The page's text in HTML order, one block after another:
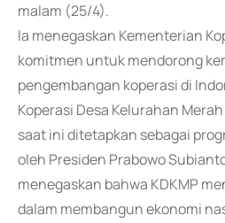
malam (25/4).
Ia menegaskan Kementerian
komitmen untuk mendorong
pengembangan koperasi di
Koperasi Desa Kelurahan
saat ini ditetapkan sebagai
oleh Presiden Prabowo
menegaskan bahwa KDKMP
dalam membangun ekonomi